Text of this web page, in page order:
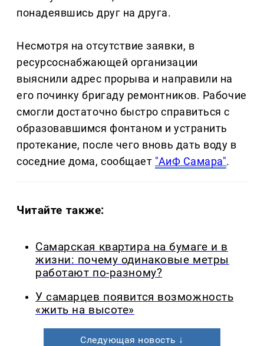
понадеявшись друг на друга.
Несмотря на отсутствие заявки, в
ресурсоснабжающей организации
выяснили адрес прорыва и направили на
его починку бригаду ремонтников. Рабочие
смогли достаточно быстро справиться с
образовавшимся фонтаном и устранить
протекание, после чего вновь дать воду в
соседние дома, сообщает "АиФ Самара".
Читайте также:
Самарская квартира на бумаге и в
жизни: почему одинаковые метры
работают по-разному?
У самарцев появится возможность
«жить на высоте»
Следующая новость ↓